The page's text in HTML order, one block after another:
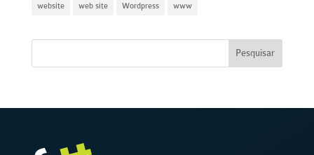
website web site Wordpress www